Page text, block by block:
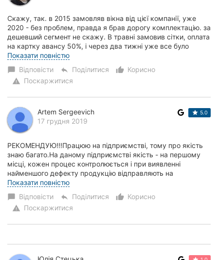
Скажу, так. в 2015 замовляв вікна від цієї компанії, уже
2020 - без проблем, правда я брав дорогу комплектацію. за
дешевший сегмент не скажу. В травні замовив сітки, оплата
на картку авансу 50%, і через два тижні уже все було
готово. Хтось скаже довг...
Показати повністю
chat_bubble Відповісти reply Поділитися thumb_up_alt
Корисно
warning Поскаржитися
Artem Sergeevich
17 грудня 2019
5.0
РЕКОМЕНДУЮ!!!Працюю на підприємстві, тому про якість
знаю багато.На даному підприємстві якість - на першому
місці, кожен процес контролюється і при виявленні
найменшого дефекту продукцію відправляють на
утилізацію,а до замовника доставляється тільки...
Показати повністю
chat_bubble Відповісти reply Поділитися thumb_up_alt
Корисно
warning Поскаржитися